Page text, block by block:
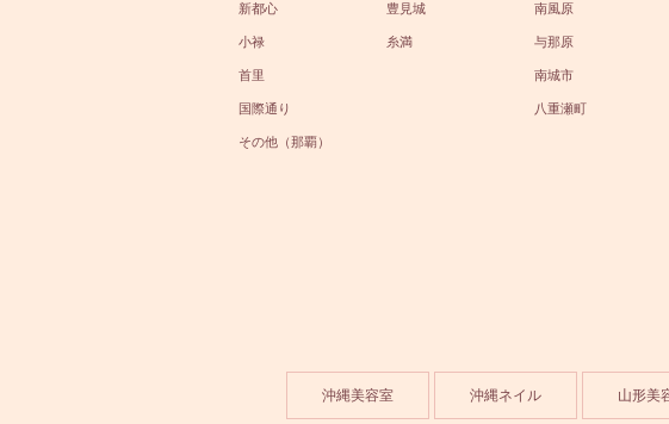
新都心
小禄
首里
国際通り
その他（那覇）
豊見城
糸満
南風原
与那原
南城市
八重瀬町
沖縄美容室 沖縄ネイル 山形美